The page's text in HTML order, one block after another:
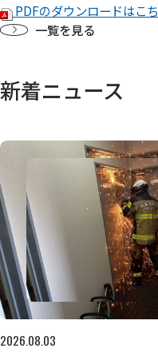
PDFのダウンロードはこ
一覧を見る
新着ニュース
2026.08.03